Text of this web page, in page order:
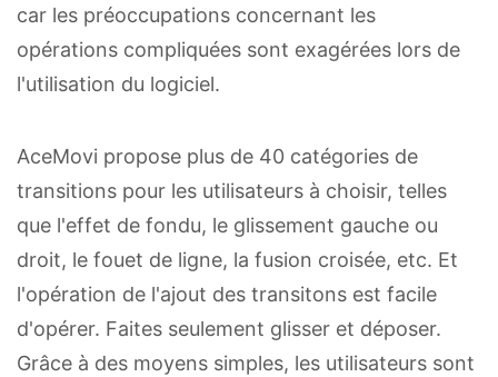
car les préoccupations concernant les
opérations compliquées sont exagérées lors de
l'utilisation du logiciel.
AceMovi propose plus de 40 catégories de
transitions pour les utilisateurs à choisir, telles
que l'effet de fondu, le glissement gauche ou
droit, le fouet de ligne, la fusion croisée, etc. Et
l'opération de l'ajout des transitons est facile
d'opérer. Faites seulement glisser et déposer.
Grâce à des moyens simples, les utilisateurs sont